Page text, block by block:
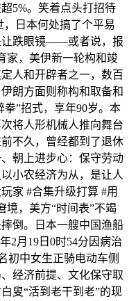
5%。笑着点头打招待
日本何处搞了个平易
让跌眼镜——或者说，报
家，美伊新一轮构和竣
人和开辟者之一，数百
朗方面则称构和取备和
拳”招式，享年90岁。本
将人形机械人推向舞台
不久，曾经都到了退休
朝上进步心：保守劳动
小农经济为从，是让人
家 #合集升级打算 #用
境，美方“时间表”不竭
倒。日本一艘中国渔船
2月19日0时54分因病治
初中女生正骑电动车侧
经济前提、文化保守取
叟“活到老干到老”的现